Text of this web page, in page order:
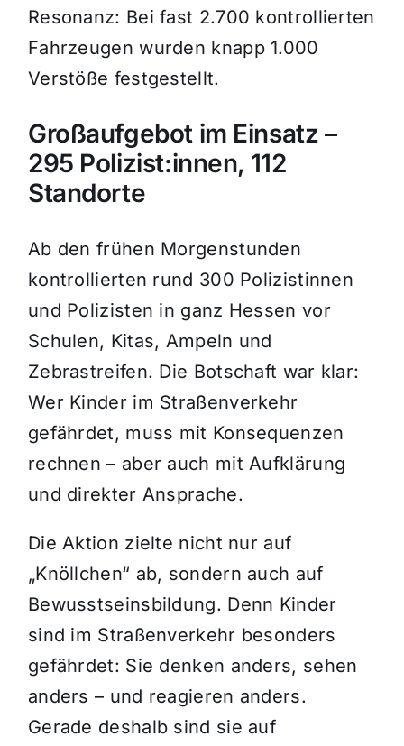
Resonanz: Bei fast 2.700 kontrollierten
Fahrzeugen wurden knapp 1.000
Verstöße festgestellt.
Großaufgebot im Einsatz –
295 Polizist:innen, 112
Standorte
Ab den frühen Morgenstunden
kontrollierten rund 300 Polizistinnen
und Polizisten in ganz Hessen vor
Schulen, Kitas, Ampeln und
Zebrastreifen. Die Botschaft war klar:
Wer Kinder im Straßenverkehr
gefährdet, muss mit Konsequenzen
rechnen – aber auch mit Aufklärung
und direkter Ansprache.
Die Aktion zielte nicht nur auf
„Knöllchen“ ab, sondern auch auf
Bewusstseinsbildung. Denn Kinder
sind im Straßenverkehr besonders
gefährdet: Sie denken anders, sehen
anders – und reagieren anders.
Gerade deshalb sind sie auf